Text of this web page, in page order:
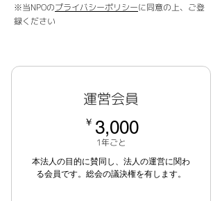
​※当NPOのプライバシーポリシーに同意の上、ご登
録ください
運営会員
￥ 3,0003,000￥
1年ごと
本法人の目的に賛同し、法人の運営に関わ
る会員です。総会の議決権を有します。